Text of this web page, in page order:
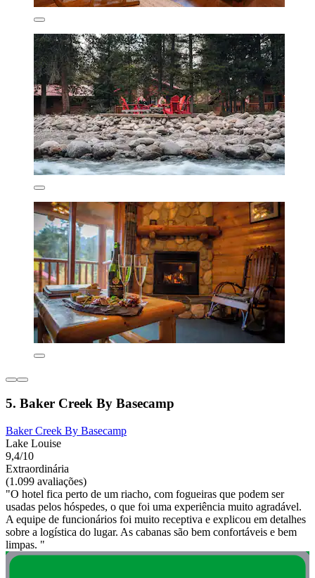
5. Baker Creek By Basecamp
Baker Creek By Basecamp
Lake Louise
9,4/10
Extraordinária
(1.099 avaliações)
"O hotel fica perto de um riacho, com fogueiras que podem ser
usadas pelos hóspedes, o que foi uma experiência muito agradável.
A equipe de funcionários foi muito receptiva e explicou em detalhes
sobre a logística do lugar. As cabanas são bem confortáveis e bem
limpas. "